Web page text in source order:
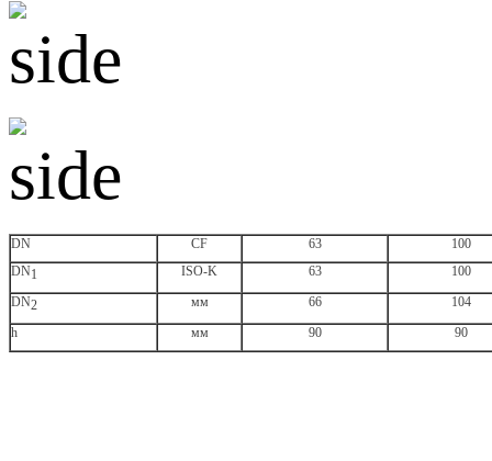
DN CF 63
100
DN1 ISO-K 63
100
DN2 мм 66
104
h
мм 90 90